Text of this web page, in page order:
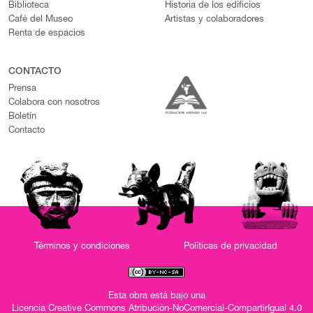
Biblioteca
Café del Museo
Renta de espacios
Historia de los edificios
Artistas y colaboradores
CONTACTO
Prensa
Colabora con nosotros
Boletín
Contacto
Términos y condiciones Políticas de privacidad
Esta obra está bajo una
Licencia Creative Commons Atribución-NoComercial-CompartirIgual 4.0